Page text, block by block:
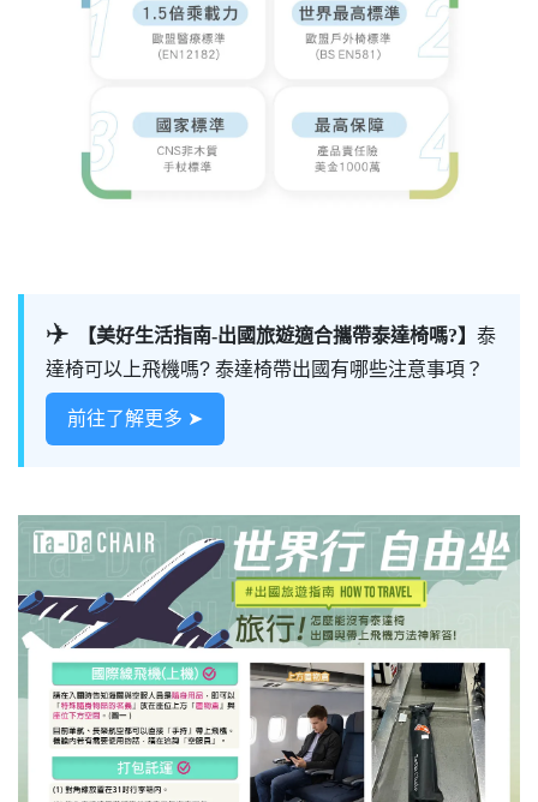
✈️ 【美好生活指南-出國旅遊適合攜帶泰達椅嗎?】 泰
達椅可以上飛機嗎? 泰達椅帶出國有哪些注意事項？
前往了解更多 ➤